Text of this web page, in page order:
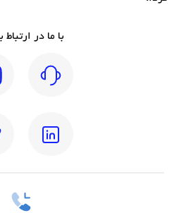
با ما در ارتباط